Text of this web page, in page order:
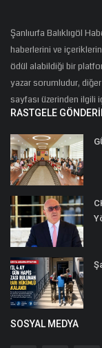
Şanlıurfa Balıklıgöl
haberlerini ve
ödül alabildiği bir
yazar sorumludur,
sayfası üzerinden ilgili
RASTGELE
SOSYAL MEDYA